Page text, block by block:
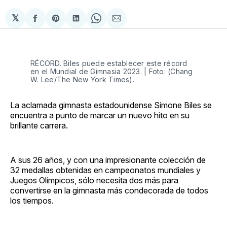
𝕏
Compartir
en
Share
on
Compartir
en
Share
on
Compartir
via
RÉCORD. Biles puede establecer este récord
en el Mundial de Gimnasia 2023. | Foto: (Chang
W. Lee/The New York Times).
La aclamada gimnasta estadounidense Simone Biles se
encuentra a punto de marcar un nuevo hito en su
brillante carrera.
A sus 26 años, y con una impresionante colección de
32 medallas obtenidas en campeonatos mundiales y
Juegos Olímpicos, sólo necesita dos más para
convertirse en la gimnasta más condecorada de todos
los tiempos.